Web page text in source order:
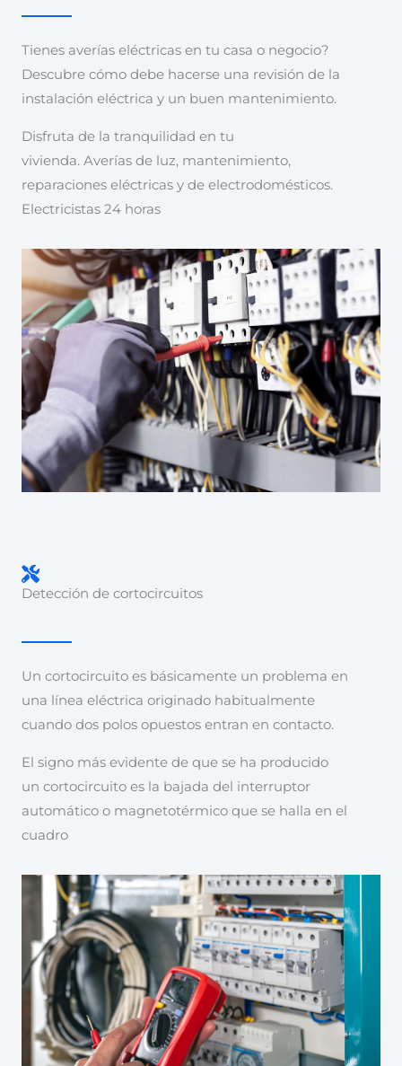
Tienes averías eléctricas en tu casa o negocio?
Descubre cómo debe hacerse una revisión de la
instalación eléctrica y un buen mantenimiento.
Disfruta de la tranquilidad en tu
vivienda. Averías de luz, mantenimiento,
reparaciones eléctricas y de electrodomésticos.
Electricistas 24 horas
Detección de cortocircuitos
Un cortocircuito es básicamente un problema en
una línea eléctrica originado habitualmente
cuando dos polos opuestos entran en contacto.
El signo más evidente de que se ha producido
un cortocircuito es la bajada del interruptor
automático o magnetotérmico que se halla en el
cuadro